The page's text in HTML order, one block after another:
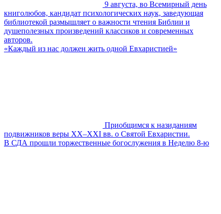
9 августа, во Всемирный день
книголюбов, кандидат психологических наук, заведующая
библиотекой размышляет о важности чтения Библии и
душеполезных произведений классиков и современных
авторов.
«Каждый из нас должен жить одной Евхаристией»
Приобщимся к назиданиям
подвижников веры XX–XXI вв. о Святой Евхаристии.
В СДА прошли торжественные богослужения в Неделю 8-ю